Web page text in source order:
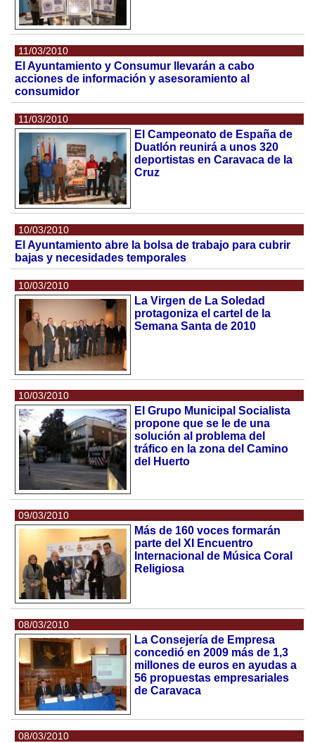
11/03/2010
El Ayuntamiento y Consumur llevarán a cabo
acciones de información y asesoramiento al
consumidor
11/03/2010
El Campeonato de España de
Duatlón reunirá a unos 320
deportistas en Caravaca de la
Cruz
10/03/2010
El Ayuntamiento abre la bolsa de trabajo para cubrir
bajas y necesidades temporales
10/03/2010
La Virgen de La Soledad
protagoniza el cartel de la
Semana Santa de 2010
10/03/2010
El Grupo Municipal Socialista
propone que se le de una
solución al problema del
tráfico en la zona del Camino
del Huerto
09/03/2010
Más de 160 voces formarán
parte del XI Encuentro
Internacional de Música Coral
Religiosa
08/03/2010
La Consejería de Empresa
concedió en 2009 más de 1,3
millones de euros en ayudas a
56 propuestas empresariales
de Caravaca
08/03/2010